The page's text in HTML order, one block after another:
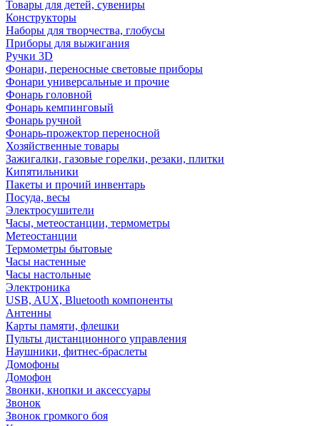
Товары для детей, сувениры
Конструкторы
Наборы для творчества, глобусы
Приборы для выжигания
Ручки 3D
Фонари, переносные световые приборы
Фонари универсальные и прочие
Фонарь головной
Фонарь кемпинговый
Фонарь ручной
Фонарь-прожектор переносной
Хозяйственные товары
Зажигалки, газовые горелки, резаки, плитки
Кипятильники
Пакеты и прочий инвентарь
Посуда, весы
Электросушители
Часы, метеостанции, термометры
Метеостанции
Термометры бытовые
Часы настенные
Часы настольные
Электроника
USB, AUX, Bluetooth компоненты
Антенны
Карты памяти, флешки
Пульты дистанционного управления
Наушники, фитнес-браслеты
Домофоны
Домофон
Звонки, кнопки и аксессуары
Звонок
Звонок громкого боя